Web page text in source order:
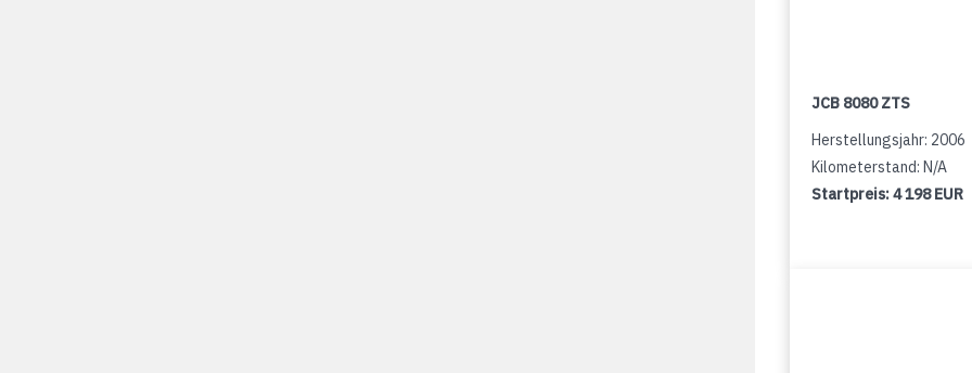
JCB 8080 ZTS
Herstellungsjahr: 2006
Kilometerstand: N/A
Startpreis:4 198 EUR